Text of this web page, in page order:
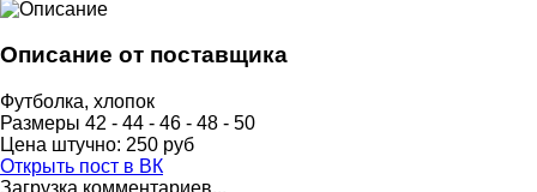
Описание от поставщика
Футболка, хлопок
Размеры 42 - 44 - 46 - 48 - 50
Цена штучно: 250 руб
Открыть пост в ВК
Загрузка комментариев...